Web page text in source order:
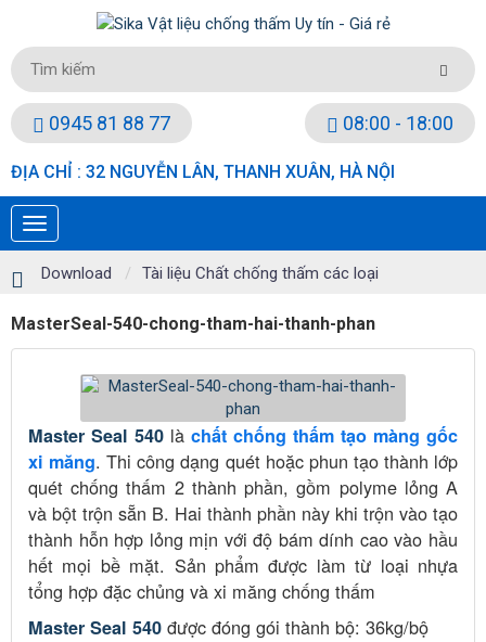
0945 81 88 77 08:00 - 18:00
ĐỊA CHỈ : 32 NGUYỄN LÂN, THANH XUÂN, HÀ NỘI
Download Tài liệu Chất chống thấm các loại
MasterSeal-540-chong-tham-hai-thanh-phan
Master Seal 540 là chất chống thấm tạo màng gốc
xi măng. Thi công dạng quét hoặc phun tạo thành lớp
quét chống thấm 2 thành phần, gồm polyme lỏng A
và bột trộn sẵn B. Hai thành phần này khi trộn vào tạo
thành hỗn hợp lỏng mịn với độ bám dính cao vào hầu
hết mọi bề mặt. Sản phẩm được làm từ loại nhựa
tổng hợp đặc chủng và xi măng chống thấm
Master Seal 540 được đóng gói thành bộ: 36kg/bộ